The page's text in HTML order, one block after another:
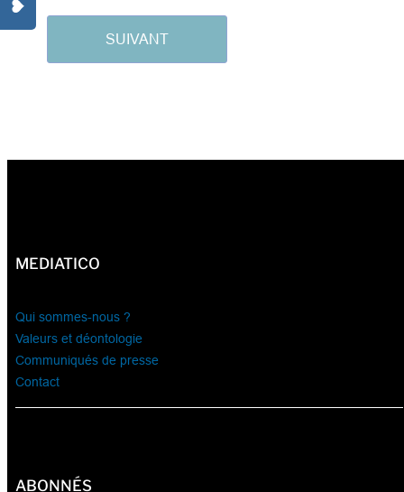
SUIVANT
MEDIATICO
Qui sommes-nous ?
Valeurs et déontologie
Communiqués de presse
Contact
ABONNÉS